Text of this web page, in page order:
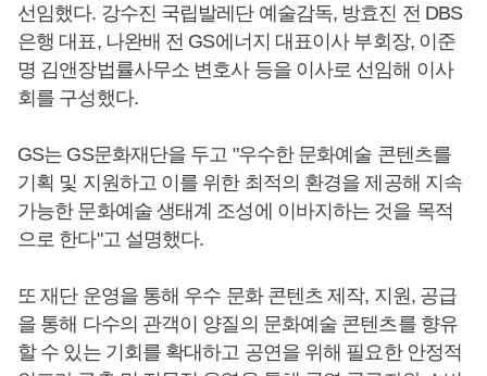
선임했다. 강수진 국립발레단 예술감독, 방효진 전 DBS
은행 대표, 나완배 전 GS에너지 대표이사 부회장, 이준
명 김앤장법률사무소 변호사 등을 이사로 선임해 이사
회를 구성했다.
GS는 GS문화재단을 두고 "우수한 문화예술 콘텐츠를
기획 및 지원하고 이를 위한 최적의 환경을 제공해 지속
가능한 문화예술 생태계 조성에 이바지하는 것을 목적
으로 한다"고 설명했다.
또 재단 운영을 통해 우수 문화 콘텐츠 제작, 지원, 공급
을 통해 다수의 관객이 양질의 문화예술 콘텐츠를 향유
할 수 있는 기회를 확대하고 공연을 위해 필요한 안정적